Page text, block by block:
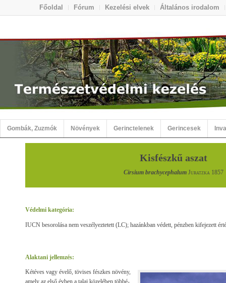
Főoldal Fórum Kezelési elvek Általános irodalom
Gombák, Zuzmók Növények Gerinctelenek Gerincesek
Kisfészkű aszat
Cirsium brachycephalum Juratzka 1857
Védelmi kategória:
IUCN besorolása nem veszélyeztetett (LC); hazánkban védett, pénzben kifejezett
Alaktani jellemzés:
Kétéves vagy évelő, tövises fészkes növény,
amely az első évben a talaj közelében többé-